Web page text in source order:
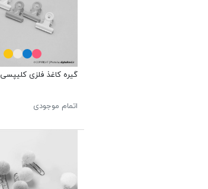
گیره کاغذ فلزی کلیپسی
اتمام موجودی